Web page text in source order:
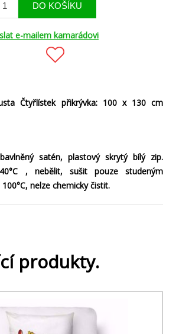
e-mailem kamarádovi
Čtyřlístek přikrývka: 100 x 130 cm
satén, plastový skrytý bílý zip.
, nebělit, sušit pouze studeným
nelze chemicky čistit.
produkty.